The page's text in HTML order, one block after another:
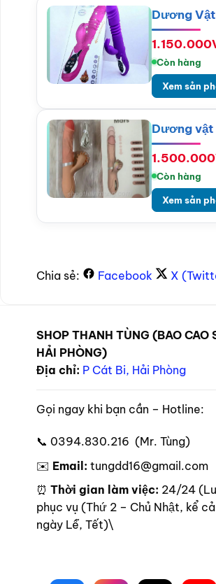
Dương
1.150.000
Còn hàng
Xem sản
Dương
1.500.000
Còn hàng
Xem sản
Chia sẻ: Facebook X
SHOP THANH TÙNG (BAO CAO
HẢI PHÒNG)
Địa chỉ: P Cát Bi, Hải Phòng
Gọi ngay khi bạn cần – Hotline:
📞 0394.830.216 (Mr. Tùng)
✉️ Email: tungdd16@gmail.com
⏰ Thời gian làm việc: 24/24
phục vụ (Thứ 2 – Chủ Nhật, kể cả
ngày Lễ, Tết)\